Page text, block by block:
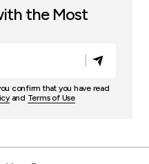
the Most
confirm that you have read
and Terms of Use